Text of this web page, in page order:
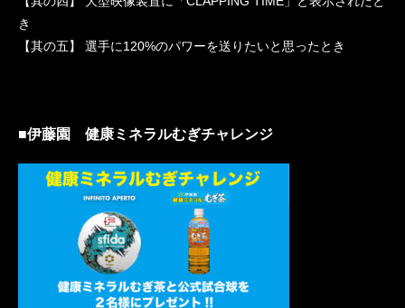
き
【其の五】 選手に120%のパワーを送りたいと思ったとき
■伊藤園 健康ミネラルむぎチャレンジ